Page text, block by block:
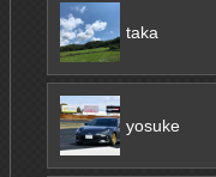
taka
yosuke